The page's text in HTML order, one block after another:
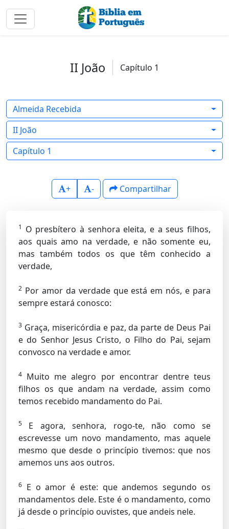
II João Capítulo 1
Almeida Recebida
II João
Capítulo 1
+ - Compartilhar
1 O presbítero à senhora eleita, e a seus filhos,
aos quais amo na verdade, e não somente eu,
mas também todos os que têm conhecido a
verdade,
2 Por amor da verdade que está em nós, e para
sempre estará conosco:
3 Graça, misericórdia e paz, da parte de Deus Pai
e do Senhor Jesus Cristo, o Filho do Pai, sejam
convosco na verdade e amor.
4 Muito me alegro por encontrar dentre teus
filhos os que andam na verdade, assim como
temos recebido mandamento do Pai.
5
E agora, senhora, rogo-te, não como se
escrevesse um novo mandamento, mas aquele
mesmo que desde o princípio tivemos: que nos
amemos uns aos outros.
6 E o amor é este: que andemos segundo os
mandamentos dele. Este é o mandamento, como
já desde o princípio ouvistes, que andeis nele.